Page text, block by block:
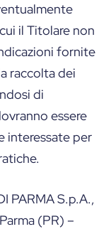
il Titolare non
fornite
raccolta dei
di
essere
interessate per
PARMA S.p.A.,
(PR) –